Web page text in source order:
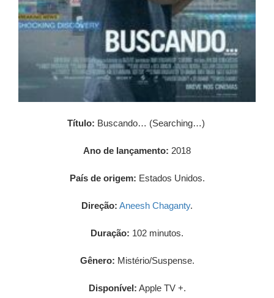
Título: Buscando… (Searching…)
Ano de lançamento: 2018
País de origem: Estados Unidos.
Direção: Aneesh Chaganty.
Duração: 102 minutos.
Gênero: Mistério/Suspense.
Disponível: Apple TV +.